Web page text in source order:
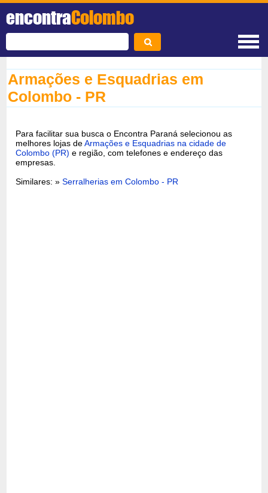
encontraColombo
Armações e Esquadrias em
Colombo - PR
Para facilitar sua busca o Encontra Paraná selecionou as
melhores lojas deArmações e Esquadrias na cidade de
Colombo (PR) e região, com telefones e endereço das
empresas.
Similares: »Serralherias em Colombo - PR